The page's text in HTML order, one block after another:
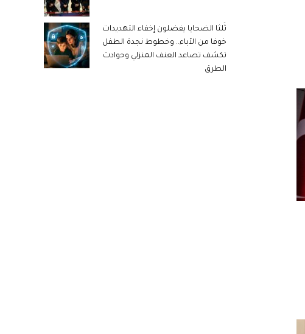
ثُلثا الضحايا يفضلون إخفاء التهديدات
خوفا من الآباء.. وخطوط نجدة الطفل
تكشف تصاعد العنف المنزلي وحوادث
الطرق